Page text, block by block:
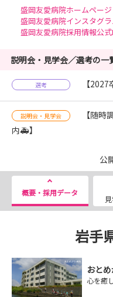
盛岡友愛病院ホームページ
盛岡友愛病院インスタグ
盛岡友愛病院採用情報公式
説明会・見学会／選考の一
選考 【
説明会・見学会
【随
内🚑】
公
概要・採用データ
岩手
おと